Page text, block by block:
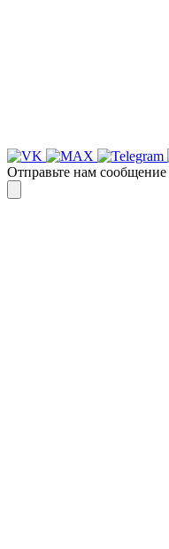
Отправьте нам сообщение